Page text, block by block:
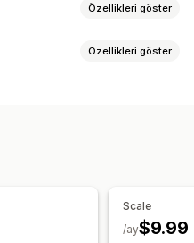
Özellikleri göster
Analizler
Özellikleri göster
Scale
$9.99
/ay